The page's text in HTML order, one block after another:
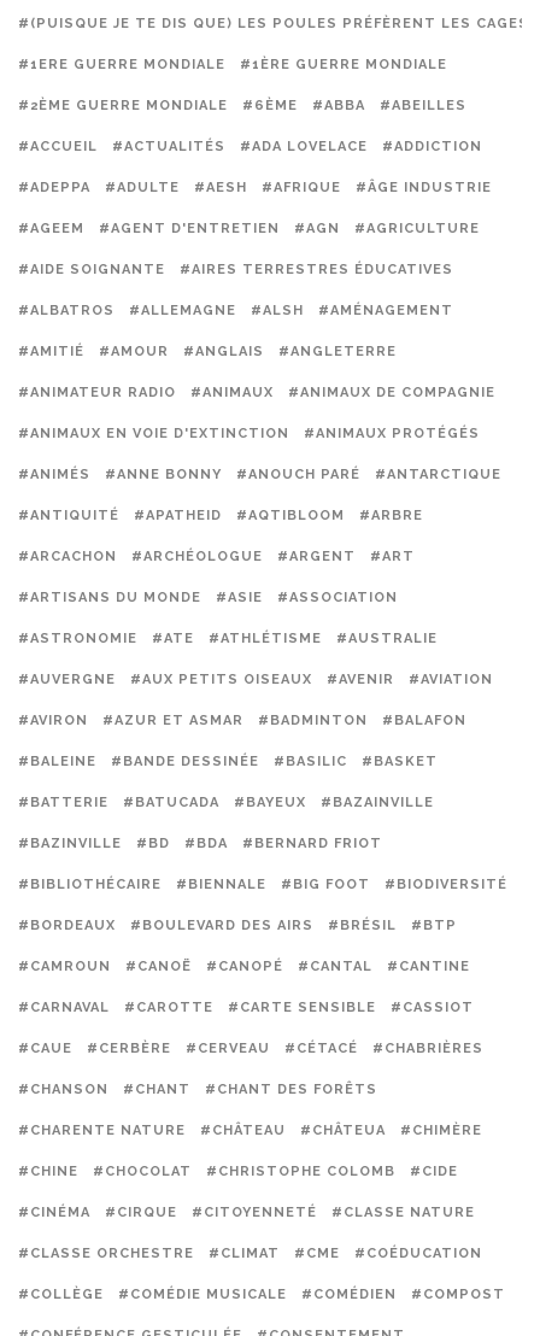
#(PUISQUE JE TE DIS QUE) LES POULES PRÉFÈRENT LES CAGES
#1ERE GUERRE MONDIALE #1ÈRE GUERRE MONDIALE
#2ÈME GUERRE MONDIALE #6ÈME #ABBA #ABEILLES
#ACCUEIL #ACTUALITÉS #ADA LOVELACE #ADDICTION
#ADEPPA #ADULTE #AESH #AFRIQUE #ÂGE INDUSTRIE
#AGEEM #AGENT D'ENTRETIEN #AGN #AGRICULTURE
#AIDE SOIGNANTE #AIRES TERRESTRES ÉDUCATIVES
#ALBATROS #ALLEMAGNE #ALSH #AMÉNAGEMENT
#AMITIÉ #AMOUR #ANGLAIS #ANGLETERRE
#ANIMATEUR RADIO #ANIMAUX #ANIMAUX DE COMPAGNIE
#ANIMAUX EN VOIE D'EXTINCTION #ANIMAUX PROTÉGÉS
#ANIMÉS #ANNE BONNY #ANOUCH PARÉ #ANTARCTIQUE
#ANTIQUITÉ #APATHEID #AQTIBLOOM #ARBRE
#ARCACHON #ARCHÉOLOGUE #ARGENT #ART
#ARTISANS DU MONDE #ASIE #ASSOCIATION
#ASTRONOMIE #ATE #ATHLÉTISME #AUSTRALIE
#AUVERGNE #AUX PETITS OISEAUX #AVENIR #AVIATION
#AVIRON #AZUR ET ASMAR #BADMINTON #BALAFON
#BALEINE #BANDE DESSINÉE #BASILIC #BASKET
#BATTERIE #BATUCADA #BAYEUX #BAZAINVILLE
#BAZINVILLE #BD #BDA #BERNARD FRIOT
#BIBLIOTHÉCAIRE #BIENNALE #BIG FOOT #BIODIVERSITÉ
#BORDEAUX #BOULEVARD DES AIRS #BRÉSIL #BTP
#CAMROUN #CANOË #CANOPÉ #CANTAL #CANTINE
#CARNAVAL #CAROTTE #CARTE SENSIBLE #CASSIOT
#CAUE #CERBÈRE #CERVEAU #CÉTACÉ #CHABRIÈRES
#CHANSON #CHANT #CHANT DES FORÊTS
#CHARENTE NATURE #CHÂTEAU #CHÂTEUA #CHIMÈRE
#CHINE #CHOCOLAT #CHRISTOPHE COLOMB #CIDE
#CINÉMA #CIRQUE #CITOYENNETÉ #CLASSE NATURE
#CLASSE ORCHESTRE #CLIMAT #CME #COÉDUCATION
#COLLÈGE #COMÉDIE MUSICALE #COMÉDIEN #COMPOST